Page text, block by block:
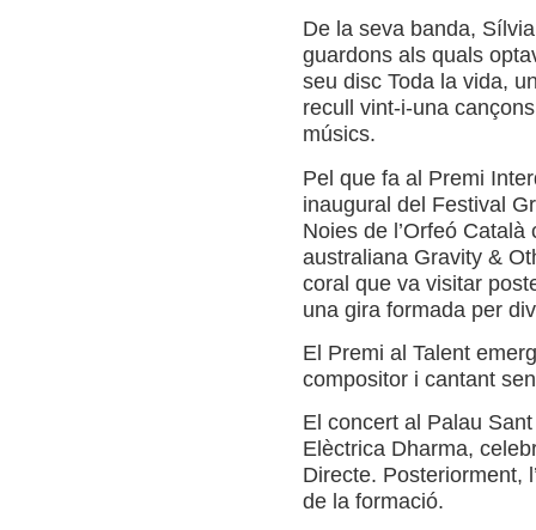
De la seva banda,
guardons als quals
seu disc Toda la vida,
recull vint-i-una
músics.
Pel que fa al Premi
inaugural del Festival
Noies de l’Orfeó
australiana Gravity &
coral que va visitar
una gira formada per
El Premi al Talent
compositor i cantant
El concert al Palau
Elèctrica Dharma,
Directe. Posteriorment,
de la formació.